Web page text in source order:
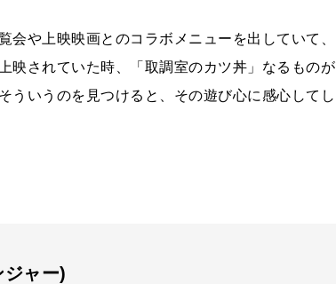
や上映映画とのコラボメニューを出していて、
映されていた時、「取調室のカツ丼」なるものが
ういうのを見つけると、その遊び心に感心してし
ャー)